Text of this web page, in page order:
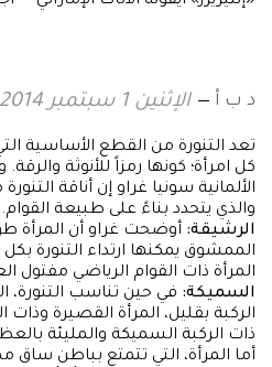
د ب أ الإثنين 1 سبتمبر 2014 13:32
تعد التنورة من القطع الأساسية
كل امرأة؛ كونها رمزاً للأنوثة
الألمانية سونيا غراو إن أناقة
والذي يتحدد بناءً على طبيعة القوام.
الرشيقة: أوضحت غراو أن المرأة
الممشوق يمكنها ارتداء التنورة
المرأة ذات القوام الرياضي مفتول
السميكة: في حين تناسب التنورة،
الركبة بقليل، المرأة القصيرة وذات
ذات الركبة السميكة والمليئة
أما المرأة، التي تتمتع بباطن ساق